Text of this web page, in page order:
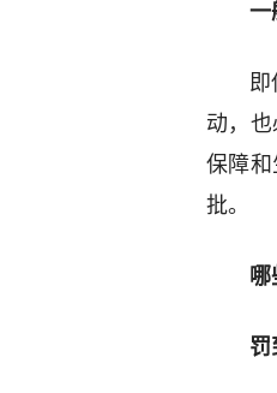
一
即
动，
保障
批。
哪
罚